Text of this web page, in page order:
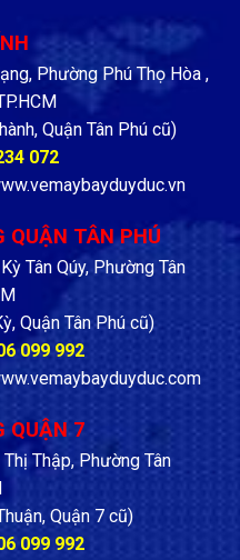
Phường Phú Thọ Hòa ,
Quận Tân Phú cũ)
072
QUẬN TÂN PHÚ
Tân Qúy, Phường Tân
Quận Tân Phú cũ)
099 992
QUẬN 7
Thập, Phường Tân
Quận 7 cũ)
099 992